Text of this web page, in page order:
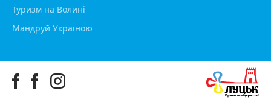
Туризм на Волині
Мандруй Україною